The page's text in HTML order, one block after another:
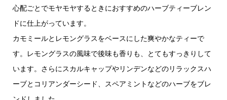
心配ごとでモヤモヤするときにおすすめのハーブティーブレン
ドに仕上がっています。
カモミールとレモングラスをベースにした爽やかなティーで
す。レモングラスの風味で後味も香りも、とてもすっきりして
います。さらにスカルキャップやリンデンなどのリラックスハ
ーブとコリアンダーシード、スペアミントなどのハーブをブレ